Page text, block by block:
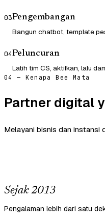
03Pengembangan
Bangun chatbot, template
04Peluncuran
Latih tim CS, aktifkan, lalu
04 — Kenapa Bee Mata
Partner digital
Melayani bisnis dan instansi
Sejak 2013
Pengalaman lebih dari satu